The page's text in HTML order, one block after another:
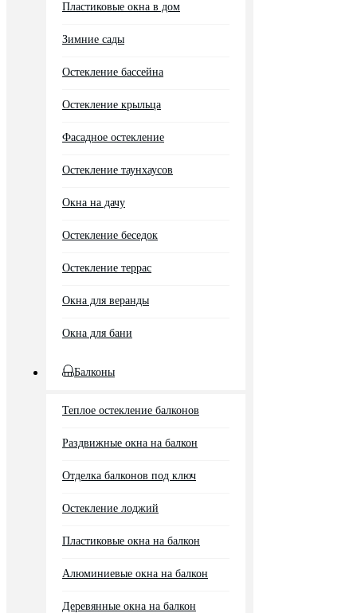
Пластиковые окна в дом
Зимние сады
Остекление бассейна
Остекление крыльца
Фасадное остекление
Остекление таунхаусов
Окна на дачу
Остекление беседок
Остекление террас
Окна для веранды
Окна для бани
Балконы
Теплое остекление балконов
Раздвижные окна на балкон
Отделка балконов под ключ
Остекление лоджий
Пластиковые окна на балкон
Алюминиевые окна на балкон
Деревянные окна на балкон